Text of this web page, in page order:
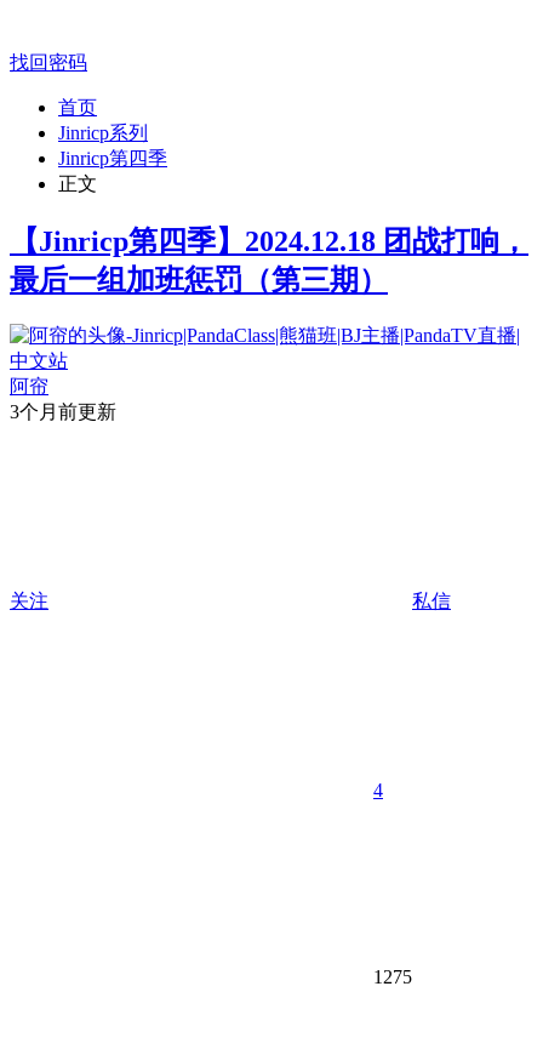
找回密码
首页
Jinricp系列
Jinricp第四季
正文
【Jinricp第四季】2024.12.18 团战打响，
最后一组加班惩罚（第三期）
阿帘
3个月前更新
关注 私信
4
1275